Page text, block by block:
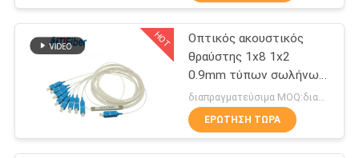
ΓΎΡΟΣ
ΕΡΓΟΣΤΑΣΊΩΝ
ΠΟΙΟΤΙΚΌΣ
ΈΛΕΓΧΟΣ
Οπτικών Ινών
Pigtail
101
HOT
Οπτικός ακουστικός
θραύστης 1x8 1x2
0.9mm τύπων σωλήνων
χάλυβα με APC SC/UPC
το συνδετήρα
ΕΡΏΤΗΣΗ ΤΏΡΑ